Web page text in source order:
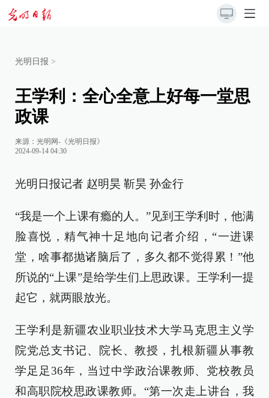
光明日报 >
王学利：全心全意上好每一堂思
政课
来源： 光明网-《光明日报》
2024-09-14 04:30
光明日报记者 赵明昊 靳昊 孙金行
“我是一个上课有瘾的人。”见到王学利时，他满
脸喜悦，精气神十足地向记者介绍，“一进课
堂，啥事都抛诸脑后了，多久都不觉得累！”他
所说的“上课”是给学生们上思政课。王学利一提
起它，就两眼放光。
王学利是新疆农业职业技术大学马克思主义学
院党总支书记、院长、教授，扎根新疆从事教
学足足36年，当过中学政治课教师、党校教员
和高职院校思政课教师。“第一次走上讲台，我